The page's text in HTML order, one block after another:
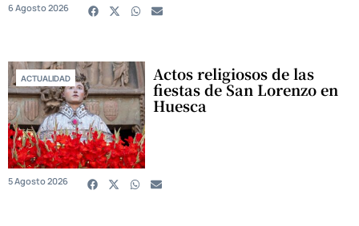
6 Agosto 2026
ACTUALIDAD Actos religiosos de las
fiestas de San Lorenzo en
Huesca
5 Agosto 2026